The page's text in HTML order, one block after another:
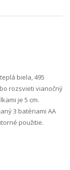
biela, 495
rozsvieti vianočný
je 5 cm.
3 batériami AA
použitie.